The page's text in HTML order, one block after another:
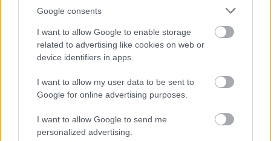
Google consents
I want to allow Google to enable storage
related to advertising like cookies on web or
device identifiers in apps.
I want to allow my user data to be sent to
Google for online advertising purposes.
I want to allow Google to send me
personalized advertising.
érint meg - Videó